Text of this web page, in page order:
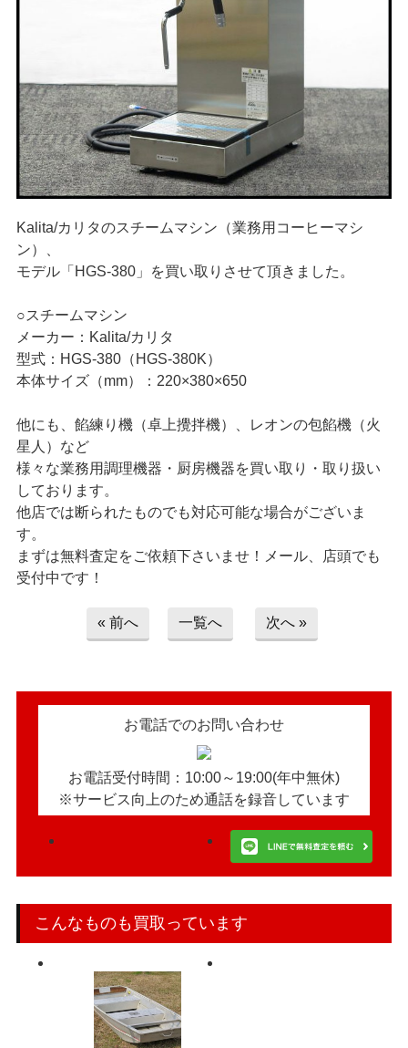
Kalita/カリタのスチームマシン（業務用コーヒーマシ
ン）、
モデル「HGS-380」を買い取りさせて頂きました。
○スチームマシン
メーカー：Kalita/カリタ
型式：HGS-380（HGS-380K）
本体サイズ（mm）：220×380×650
他にも、餡練り機（卓上攪拌機）、レオンの包餡機（火
星人）など
様々な業務用調理機器・厨房機器を買い取り・取り扱い
しております。
他店では断られたものでも対応可能な場合がございま
す。
まずは無料査定をご依頼下さいませ！メール、店頭でも
受付中です！
« 前へ 一覧へ 次へ »
お電話でのお問い合わせ
お電話受付時間：10:00～19:00(年中無休)
※サービス向上のため通話を録音しています
こんなものも買取っています
> 骨董品・古美術品の査定
> 新着情報
> お問い合わせ
> プライバシーポリシー